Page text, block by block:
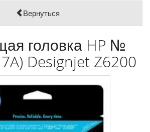
Вернуться
головка HP №
Designjet Z6200